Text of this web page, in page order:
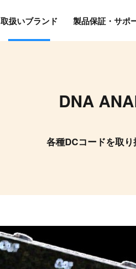
取扱いブランド 製品保証・サポ
DNA
各種DCコードを取